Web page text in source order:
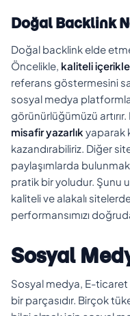
Doğal Backlink
Doğal backlink elde
Öncelikle, kaliteli
referans göstermesini
sosyal medya
görünürlüğümüzü artırır.
misafir yazarlık yaparak
kazandırabiliriz. Diğer
paylaşımlarda
pratik bir yoludur. Şunu
kaliteli ve alakalı
performansımızı
Sosyal
Sosyal medya, E-
bir parçasıdır. Birçok